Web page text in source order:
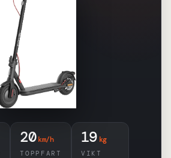
20 km/h
TOPPFART
19 kg
VIKT